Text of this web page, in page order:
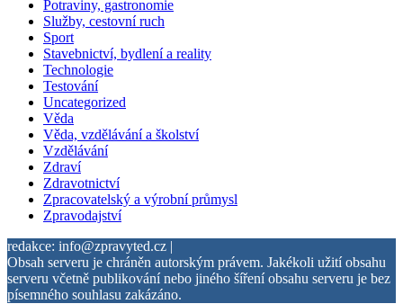
Potraviny, gastronomie
Služby, cestovní ruch
Sport
Stavebnictví, bydlení a reality
Technologie
Testování
Uncategorized
Věda
Věda, vzdělávání a školství
Vzdělávání
Zdraví
Zdravotnictví
Zpracovatelský a výrobní průmysl
Zpravodajství
redakce: info@zpravyted.cz |
Obsah serveru je chráněn autorským právem. Jakékoli užití obsahu
serveru včetně publikování nebo jiného šíření obsahu serveru je bez
písemného souhlasu zakázáno.